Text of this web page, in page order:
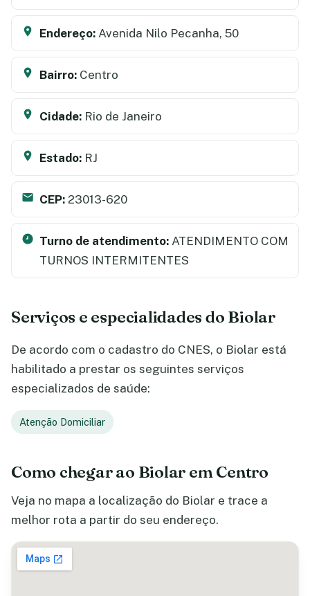
Endereço: Avenida Nilo Pecanha, 50
Bairro: Centro
Cidade: Rio de Janeiro
Estado: RJ
CEP: 23013-620
Turno de atendimento: ATENDIMENTO COM
TURNOS INTERMITENTES
Serviços e especialidades do Biolar
De acordo com o cadastro do CNES, o Biolar está
habilitado a prestar os seguintes serviços
especializados de saúde:
Atenção Domiciliar
Como chegar ao Biolar em Centro
Veja no mapa a localização do Biolar e trace a
melhor rota a partir do seu endereço.